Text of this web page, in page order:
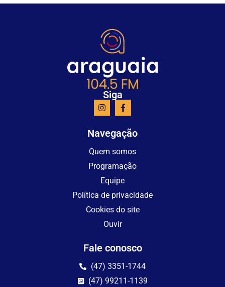
Siga
Navegação
Quem somos
Programação
Equipe
Política de privacidade
Cookies do site
Ouvir
Fale conosco
(47) 3351-1744
(47) 99211-1139